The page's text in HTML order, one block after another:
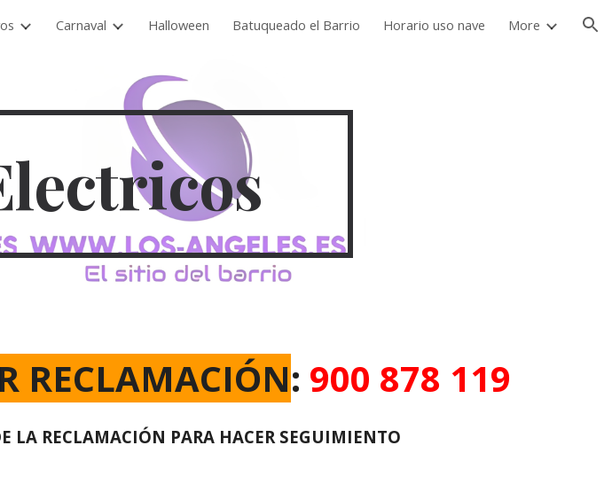
Skip to navigation
Carnaval Halloween Batuqueado el Barrio Horario uso nave More
RECLAMACIÓN: 900 878 119
LA RECLAMACIÓN PARA HACER SEGUIMIENTO